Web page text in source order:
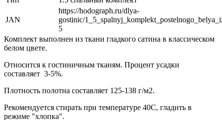
JAN
https://hodograph.ru/dlya-
gostinic/
5
Комплект выполнен из ткани гладкого сатина в классическом
белом цвете.
Относится к гостиничным тканям. Процент усадки
составляет 3-5%.
Плотность полотна составляет 125-138 г/м2.
Рекомендуется стирать при температуре 40С, гладить в
режиме "хлопка".